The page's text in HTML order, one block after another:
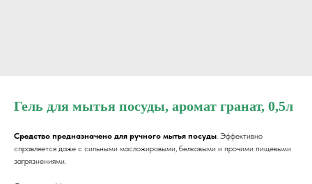
Гель для мытья посуды, аромат гранат, 0,5л
Средство предназначено для ручного мытья посуды. Эффективно
справляется даже с сильными масложировыми, белковыми и прочими пищевыми
загрязнениями.